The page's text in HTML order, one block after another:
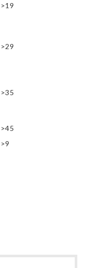
>19
>29
>35
>45
>9